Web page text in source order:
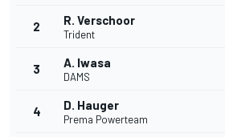
2 R. Verschoor
Trident
3 A. Iwasa
DAMS
4 D. Hauger
Prema Powerteam